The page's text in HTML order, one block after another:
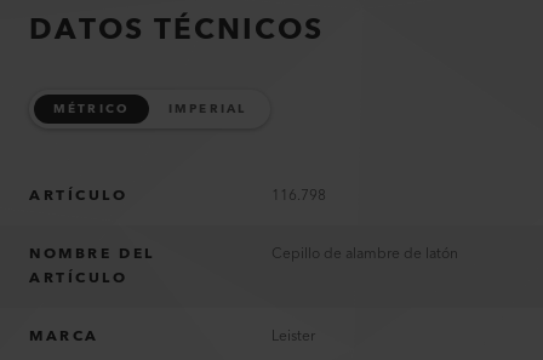
DATOS TÉCNICOS
MÉTRICO IMPERIAL
ARTÍCULO 116.798
NOMBRE DEL
ARTÍCULO
Cepillo de alambre de latón
MARCA Leister